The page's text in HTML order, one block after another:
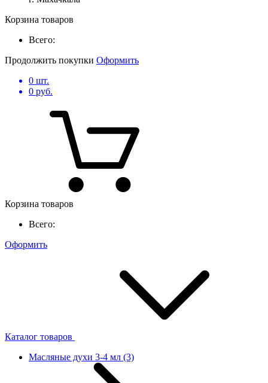
Корзина товаров
Всего:
Продолжить покупки Оформить
0 шт.
0 руб.
Корзина товаров
Всего:
Оформить
Каталог товаров
Масляные духи 3-4 мл (3)